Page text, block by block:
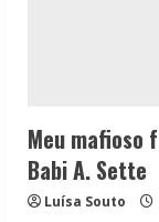
Meu mafioso
Babi A. Sette
Luísa Souto